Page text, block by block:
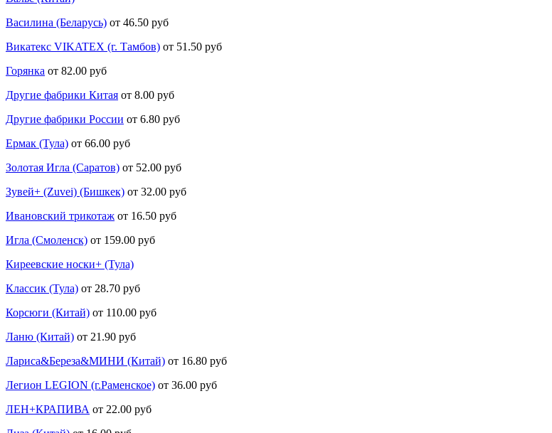
Василина (Беларусь) от 46.50 руб
Викатекс VIKATEX (г. Тамбов) от 51.50 руб
Горянка от 82.00 руб
Другие фабрики Китая от 8.00 руб
Другие фабрики России от 6.80 руб
Ермак (Тула) от 66.00 руб
Золотая Игла (Саратов) от 52.00 руб
Зувей+ (Zuvei) (Бишкек) от 32.00 руб
Ивановский трикотаж от 16.50 руб
Игла (Смоленск) от 159.00 руб
Киреевские носки+ (Тула)
Классик (Тула) от 28.70 руб
Корсюги (Китай) от 110.00 руб
Ланю (Китай) от 21.90 руб
Лариса&Береза&МИНИ (Китай) от 16.80 руб
Легион LEGION (г.Раменское) от 36.00 руб
ЛЕН+КРАПИВА от 22.00 руб